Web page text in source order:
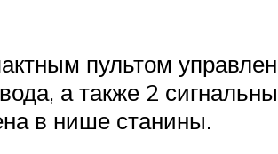
пультом
а также 2
в нише станины.